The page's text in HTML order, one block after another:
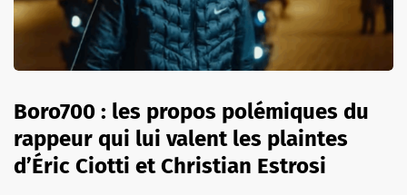
Boro700 : les propos polémiques du
rappeur qui lui valent les plaintes
d’Éric Ciotti et Christian Estrosi